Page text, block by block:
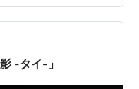
てます。 カワセミがい
く撮せました。 ランキ
グ 高解像 野鳥撮影
-タイ-」